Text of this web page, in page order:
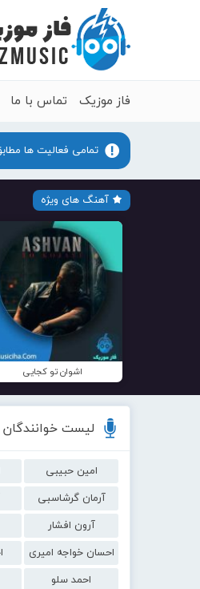
فاز موزیک تماس با ما
تمامی فعالیت ها
آهنگ های ویژه
اشوان تو کجایی
لیست خوانندگان
امین حبیبی
آرمان گرشاسبی
آرون افشار
احسان خواجه امیری
احمد سلو